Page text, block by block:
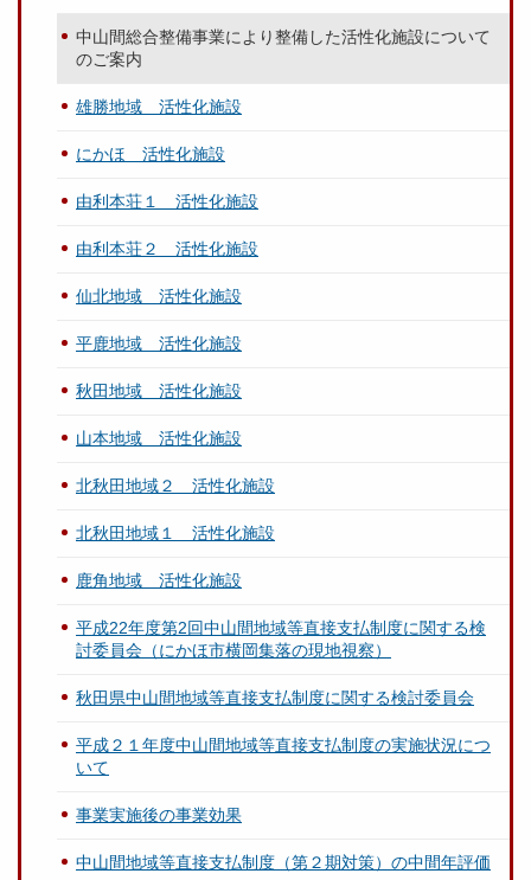
中山間総合整備事業により整備した活性化施設について
のご案内
雄勝地域 活性化施設
にかほ 活性化施設
由利本荘１ 活性化施設
由利本荘２ 活性化施設
仙北地域 活性化施設
平鹿地域 活性化施設
秋田地域 活性化施設
山本地域 活性化施設
北秋田地域２ 活性化施設
北秋田地域１ 活性化施設
鹿角地域 活性化施設
平成22年度第2回中山間地域等直接支払制度に関する検
討委員会（にかほ市横岡集落の現地視察）
秋田県中山間地域等直接支払制度に関する検討委員会
平成２１年度中山間地域等直接支払制度の実施状況につ
いて
事業実施後の事業効果
中山間地域等直接支払制度（第２期対策）の中間年評価